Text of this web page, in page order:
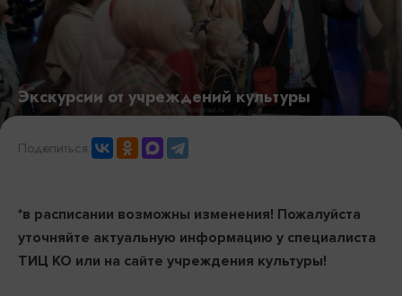
Экскурсии от учреждений культуры
Поделиться:
*в расписании возможны изменения! Пожалуйста
уточняйте актуальную информацию у специалиста
ТИЦ КО или на сайте учреждения культуры!